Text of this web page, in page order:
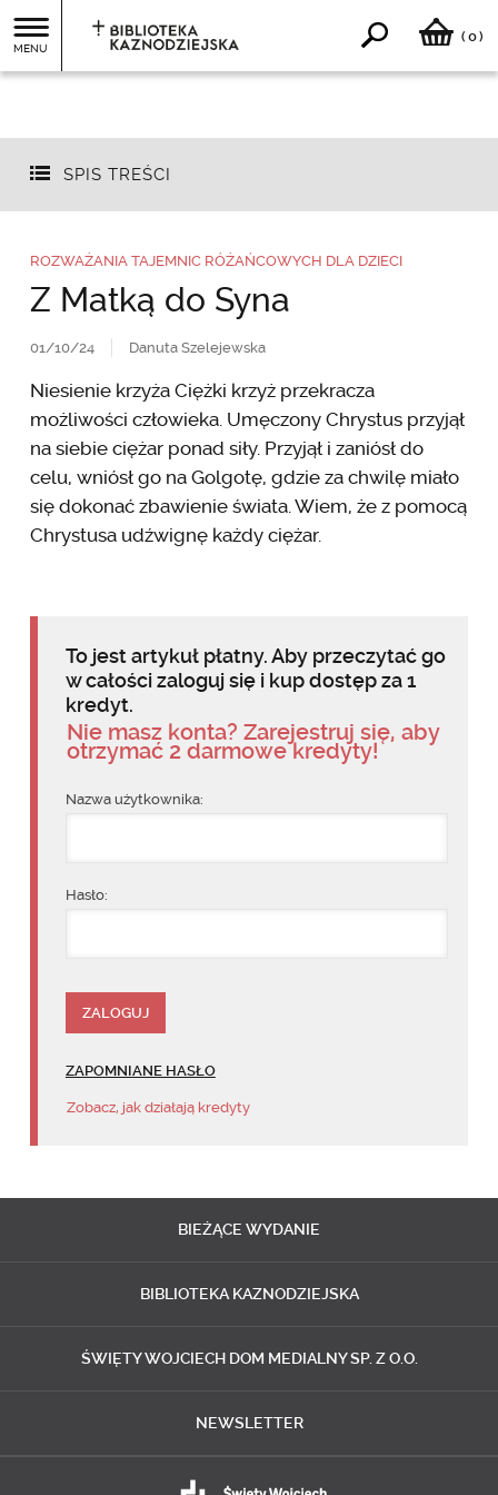
MENU
( 0)
SPIS TREŚCI
ROZWAŻANIA TAJEMNIC RÓŻAŃCOWYCH DLA DZIECI
Z Matką do Syna
01/10/24 Danuta Szelejewska
Niesienie krzyża Ciężki krzyż przekracza
możliwości człowieka. Umęczony Chrystus przyjął
na siebie ciężar ponad siły. Przyjął i zaniósł do
celu, wniósł go na Golgotę, gdzie za chwilę miało
się dokonać zbawienie świata. Wiem, że z pomocą
Chrystusa udźwignę każdy ciężar.
To jest artykuł płatny. Aby przeczytać go
w całości zaloguj się i kup dostęp za 1
kredyt.
Nie masz konta? Zarejestruj się, aby
otrzymać 2 darmowe kredyty!
Nazwa użytkownika:
Hasło:
ZAPOMNIANE HASŁO
Zobacz, jak działają kredyty
BIEŻĄCE WYDANIE
BIBLIOTEKA KAZNODZIEJSKA
ŚWIĘTY WOJCIECH DOM MEDIALNY SP. Z O.O.
NEWSLETTER